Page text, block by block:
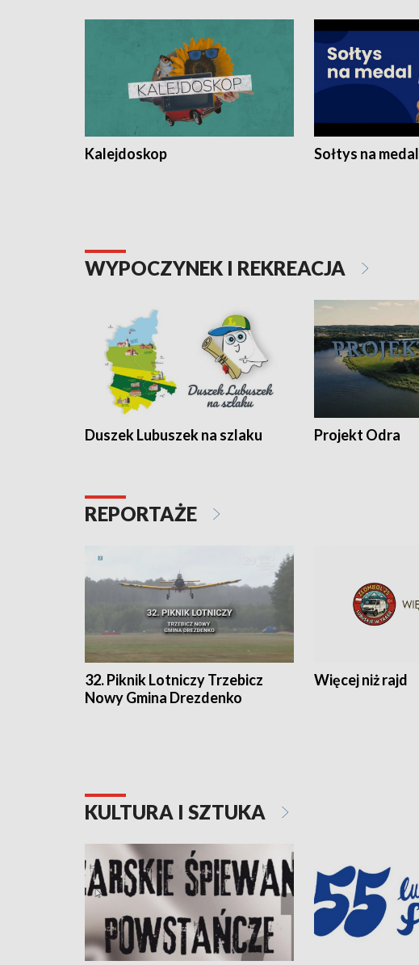
Kalejdoskop Sołtys na medal
WYPOCZYNEK I REKREACJA
Duszek Lubuszek na szlaku Projekt Odra
REPORTAŻE
32. Piknik Lotniczy Trzebicz
Nowy Gmina Drezdenko
Więcej niż rajd
KULTURA I SZTUKA